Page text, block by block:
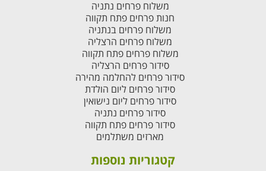
משלוח פרחים נתניה
חנות פרחים פתח תקווה
משלוח פרחים בנתניה
משלוח פרחים הרצליה
משלוח פרחים פתח תקווה
סידור פרחים הרצליה
סידור פרחים להחלמה מהירה
סידור פרחים ליום הולדת
סידור פרחים ליום נישואין
סידור פרחים נתניה
סידור פרחים פתח תקווה
מארזים משתלמים
קטגוריות נוספות